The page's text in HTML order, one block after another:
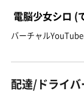
電脳少女シロ (
バーチャル
配達/ドライ